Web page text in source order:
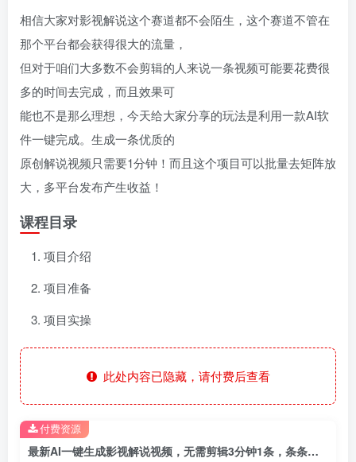
相信大家对影视解说这个赛道都不会陌生，这个赛道不管在
那个平台都会获得很大的流量，
但对于咱们大多数不会剪辑的人来说一条视频可能要花费很
多的时间去完成，而且效果可
能也不是那么理想，今天给大家分享的玩法是利用一款AI软
件一键完成。生成一条优质的
原创解说视频只需要1分钟！而且这个项目可以批量去矩阵放
大，多平台发布产生收益！
课程目录
项目介绍
项目准备
项目实操
此处内容已隐藏，请付费后查看
最新AI一键生成影视解说视频，无需剪辑3分钟1条，条条爆款，多平台变现日入2000+
付费资源